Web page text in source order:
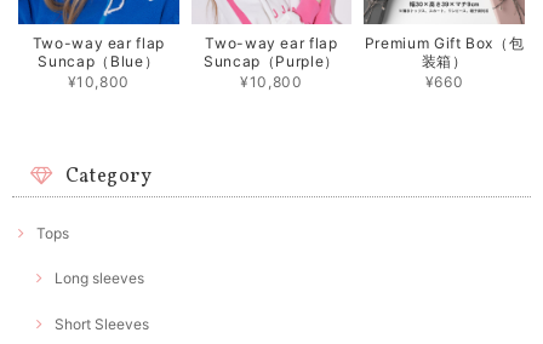
Two-way ear flap
Suncap（Blue）
¥10,800
Two-way ear flap
Suncap（Purple）
¥10,800
Premium Gift Box（包
装箱）
¥660
Category
Tops
Long sleeves
Short Sleeves